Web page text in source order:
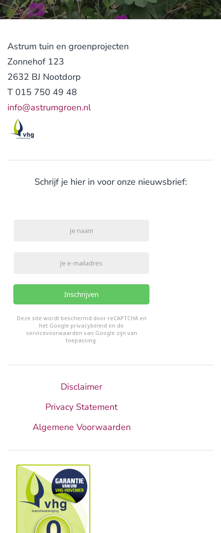
Astrum tuin en groenprojecten
Zonnehof 123
2632 BJ Nootdorp
T 015 750 49 48
info@astrumgroen.nl
Schrijf je hier in voor onze nieuwsbrief:
Inschrijven
reCHAPTCHA*
Deze site wordt beschermd door reCAPTCHA en
het Google privacybeleid en de
servicevoorwaarden van Google zijn van
toepassing.
Disclaimer
Privacy Statement
Algemene Voorwaarden